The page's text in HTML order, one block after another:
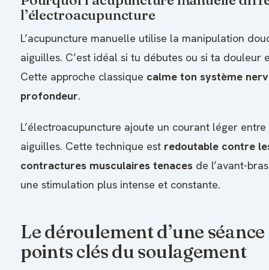
l’électroacupuncture
L’acupuncture manuelle utilise la manipulation
aiguilles. C’est idéal si tu débutes ou si ta douleur
Cette approche classique calme ton système
profondeur.
L’électroacupuncture ajoute un courant léger entre
aiguilles. Cette technique est redoutable contre
contractures musculaires tenaces de l’avant-
une stimulation plus intense et constante.
Le déroulement d’une séance
points clés du soulagement